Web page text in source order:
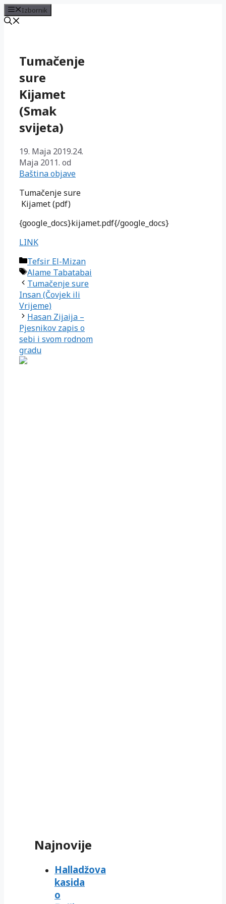
Izbornik
sadržajTumačenje
sure
Kijamet
(Smak
svijeta)
19. Maja 2019.24.
Maja 2011. od
Baština objave
Tumačenje sure
Kijamet (pdf)
{google_docs}kijamet.pdf{/google_docs}
LINK
Kategorije
Tefsir El-Mizan
Oznake
Alame Tabatabai
Tumačenje sure
Insan (Čovjek ili
Vrijeme)
Hasan Zijaija –
Pjesnikov zapis o
sebi i svom rodnom
gradu
Najnovije
Halladžova
kasida
o